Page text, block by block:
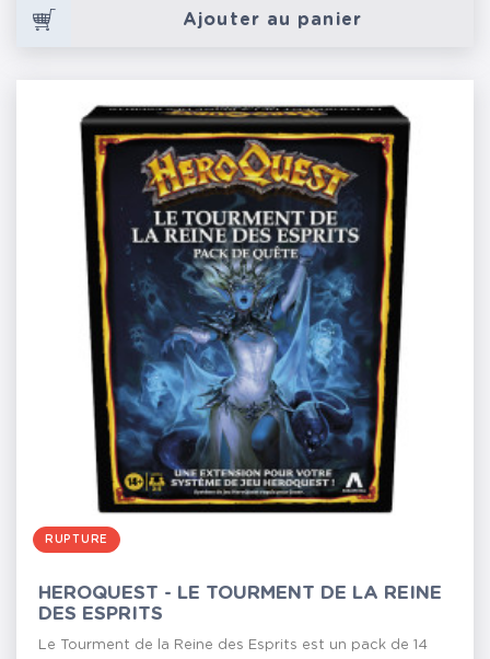
Ajouter au panier
RUPTURE
HEROQUEST - LE TOURMENT DE LA REINE
DES ESPRITS
Le Tourment de la Reine des Esprits est un pack de 14